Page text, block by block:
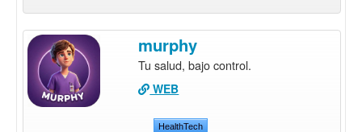
murphy
Tu salud, bajo control.
WEB
HealthTech